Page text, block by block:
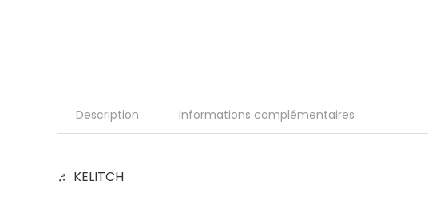
Description Informations complémentaires
♬ KELITCH